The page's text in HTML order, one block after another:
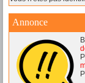
Annonce